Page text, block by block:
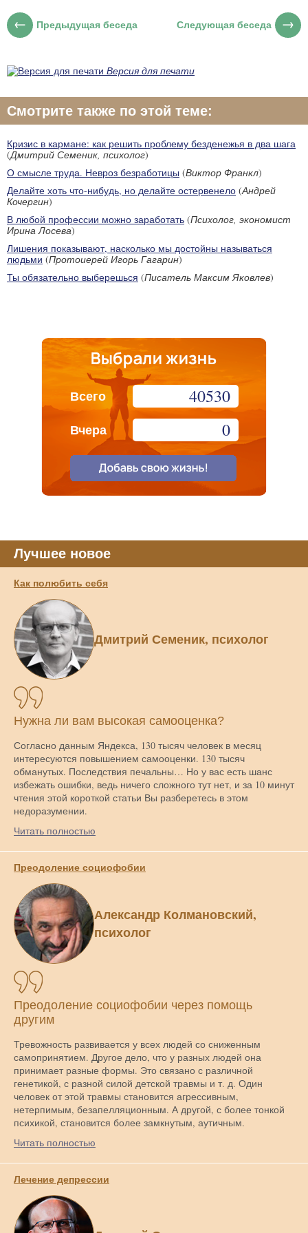
Предыдущая беседа Следующая беседа
Версия для печати
Смотрите также по этой теме:
Кризис в кармане: как решить проблему безденежья в два шага
(Дмитрий Семеник, психолог)
О смысле труда. Невроз безработицы (Виктор Франкл)
Делайте хоть что-нибудь, но делайте остервенело (Андрей
Кочергин)
В любой профессии можно заработать (Психолог, экономист
Ирина Лосева)
Лишения показывают, насколько мы достойны называться
людьми (Протоиерей Игорь Гагарин)
Ты обязательно выберешься (Писатель Максим Яковлев)
Всего 40530
Вчера 0
Лучшее новое
Как полюбить себя
Дмитрий Семеник, психолог
Нужна ли вам высокая самооценка?
Согласно данным Яндекса, 130 тысяч человек в месяц
интересуются повышением самооценки. 130 тысяч
обманутых. Последствия печальны… Но у вас есть шанс
избежать ошибки, ведь ничего сложного тут нет, и за 10 минут
чтения этой короткой статьи Вы разберетесь в этом
недоразумении.
Читать полностью
Преодоление социофобии
Александр Колмановский,
психолог
Преодоление социофобии через помощь
другим
Тревожность развивается у всех людей со сниженным
самопринятием. Другое дело, что у разных людей она
принимает разные формы. Это связано с различной
генетикой, с разной силой детской травмы и т. д. Один
человек от этой травмы становится агрессивным,
нетерпимым, безапелляционным. А другой, с более тонкой
психикой, становится более замкнутым, аутичным.
Читать полностью
Лечение депрессии